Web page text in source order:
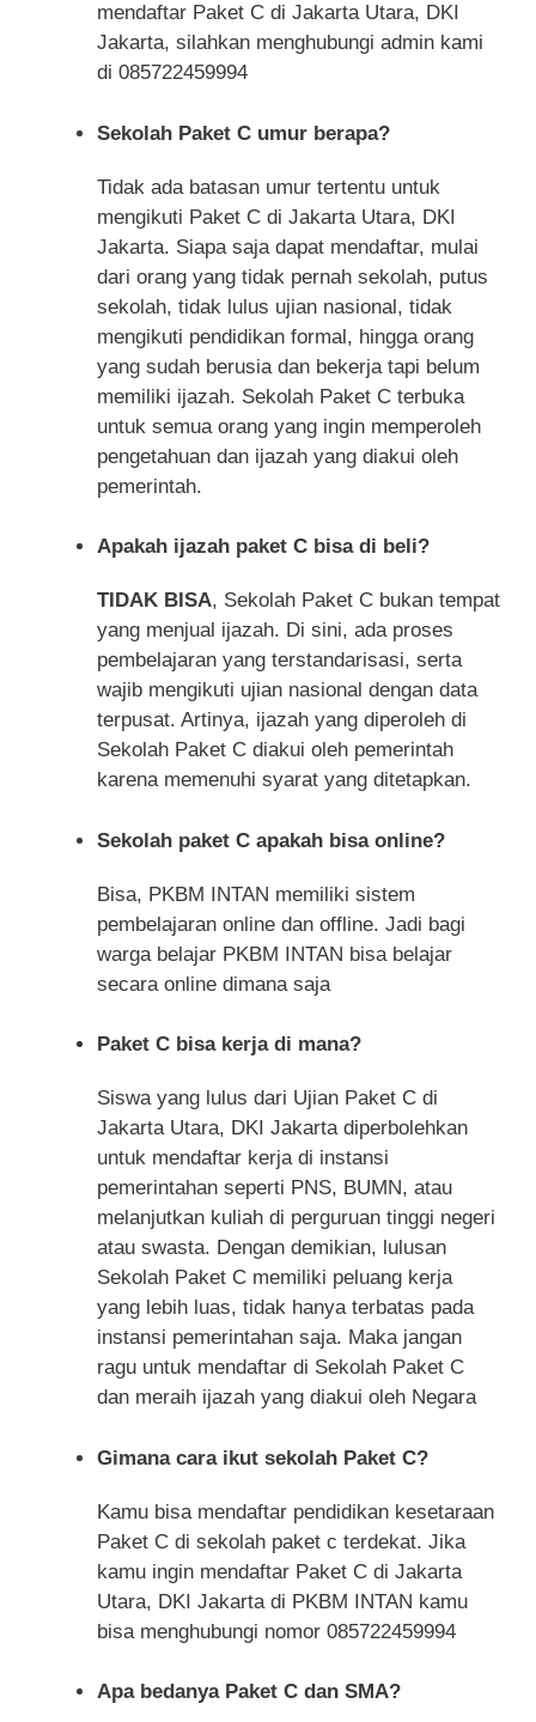
mendaftar Paket C di Jakarta Utara, DKI
Jakarta, silahkan menghubungi admin kami
di 085722459994
Sekolah Paket C umur berapa?
Tidak ada batasan umur tertentu untuk
mengikuti Paket C di Jakarta Utara, DKI
Jakarta. Siapa saja dapat mendaftar, mulai
dari orang yang tidak pernah sekolah, putus
sekolah, tidak lulus ujian nasional, tidak
mengikuti pendidikan formal, hingga orang
yang sudah berusia dan bekerja tapi belum
memiliki ijazah. Sekolah Paket C terbuka
untuk semua orang yang ingin memperoleh
pengetahuan dan ijazah yang diakui oleh
pemerintah.
Apakah ijazah paket C bisa di beli?
TIDAK BISA, Sekolah Paket C bukan tempat
yang menjual ijazah. Di sini, ada proses
pembelajaran yang terstandarisasi, serta
wajib mengikuti ujian nasional dengan data
terpusat. Artinya, ijazah yang diperoleh di
Sekolah Paket C diakui oleh pemerintah
karena memenuhi syarat yang ditetapkan.
Sekolah paket C apakah bisa online?
Bisa, PKBM INTAN memiliki sistem
pembelajaran online dan offline. Jadi bagi
warga belajar PKBM INTAN bisa belajar
secara online dimana saja
Paket C bisa kerja di mana?
Siswa yang lulus dari Ujian Paket C di
Jakarta Utara, DKI Jakarta diperbolehkan
untuk mendaftar kerja di instansi
pemerintahan seperti PNS, BUMN, atau
melanjutkan kuliah di perguruan tinggi negeri
atau swasta. Dengan demikian, lulusan
Sekolah Paket C memiliki peluang kerja
yang lebih luas, tidak hanya terbatas pada
instansi pemerintahan saja. Maka jangan
ragu untuk mendaftar di Sekolah Paket C
dan meraih ijazah yang diakui oleh Negara
Gimana cara ikut sekolah Paket C?
Kamu bisa mendaftar pendidikan kesetaraan
Paket C di sekolah paket c terdekat. Jika
kamu ingin mendaftar Paket C di Jakarta
Utara, DKI Jakarta di PKBM INTAN kamu
bisa menghubungi nomor 085722459994
Apa bedanya Paket C dan SMA?